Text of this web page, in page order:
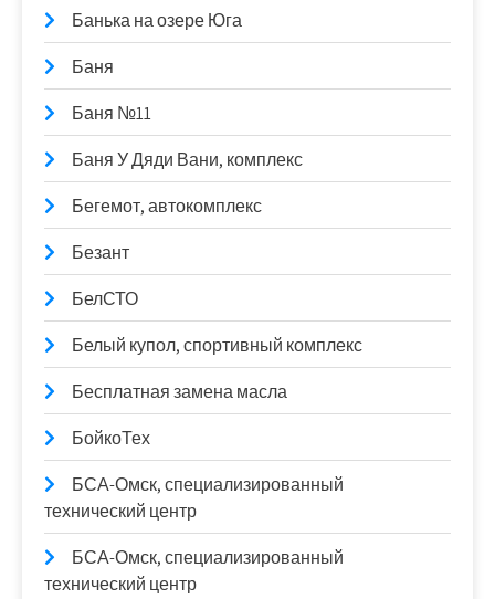
Банька на озере Юга
Баня
Баня №11
Баня У Дяди Вани, комплекс
Бегемот, автокомплекс
Безант
БелСТО
Белый купол, спортивный комплекс
Бесплатная замена масла
БойкоТех
БСА-Омск, специализированный
технический центр
БСА-Омск, специализированный
технический центр